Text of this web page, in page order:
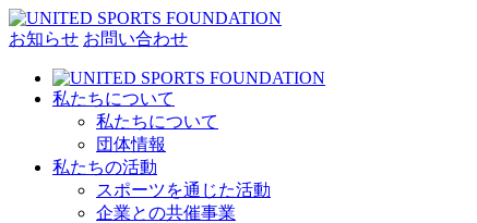
お知らせ お問い合わせ
私たちについて
私たちについて
団体情報
私たちの活動
スポーツを通じた活動
企業との共催事業